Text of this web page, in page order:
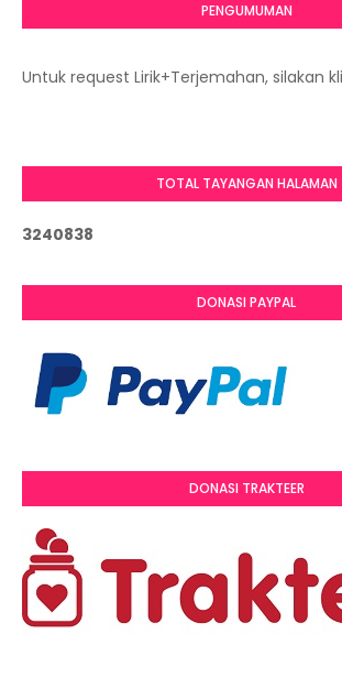
PENGUMUMAN
Untuk request Lirik+Terjemahan, silakan
TOTAL TAYANGAN HALAMAN
3240838
DONASI PAYPAL
DONASI TRAKTEER